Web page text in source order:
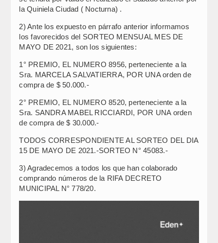
la Quiniela Ciudad ( Nocturna) .
2) Ante los expuesto en párrafo anterior informamos
los favorecidos del SORTEO MENSUAL MES DE
MAYO DE 2021, son los siguientes:
1° PREMIO, EL NUMERO 8956, perteneciente a la
Sra. MARCELA SALVATIERRA, POR UNA orden de
compra de $ 50.000.-
2° PREMIO, EL NUMERO 8520, perteneciente a la
Sra. SANDRA MABEL RICCIARDI, POR UNA orden
de compra de $ 30.000.-
TODOS CORRESPONDIENTE AL SORTEO DEL DIA
15 DE MAYO DE 2021.-SORTEO N° 45083.-
3) Agradecemos a todos los que han colaborado
comprando números de la RIFA DECRETO
MUNICIPAL N° 778/20.